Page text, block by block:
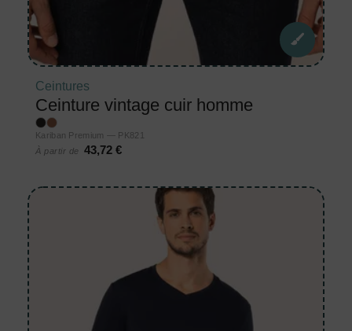
Ceintures
Ceinture vintage cuir homme
Kariban Premium — PK821
À partir de
43,72 €